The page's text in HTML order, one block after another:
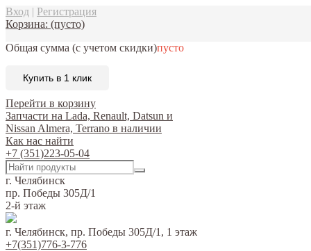
Вход | Регистрация
Корзина: (пусто)
Общая сумма (с учетом скидки)пусто
Купить в 1 клик
Перейти в корзину
Запчасти на Lada, Renault, Datsun и
Nissan Almera, Terrano в наличии
Как нас найти
+7 (351)223-05-04
г. Челябинск
пр. Победы 305Д/1
2-й этаж
г. Челябинск, пр. Победы 305Д/1, 1 этаж
+7(351)776-3-776